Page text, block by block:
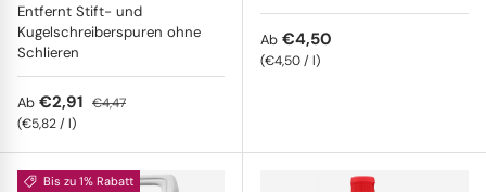
Entfernt Stift- und
Kugelschreiberspuren ohne
Schlieren
Verkaufspreis
Ab €2,91 Normaler Preis
€4,47
Grundpreis
€5,82/l
Normaler Preis
Ab €4,50
Grundpreis
€4,50/l
Bis zu 1% Rabatt